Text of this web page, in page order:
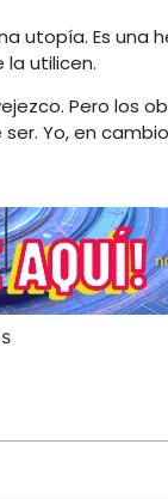
utopía. Es una
la utilicen.
Pero los
Yo, en